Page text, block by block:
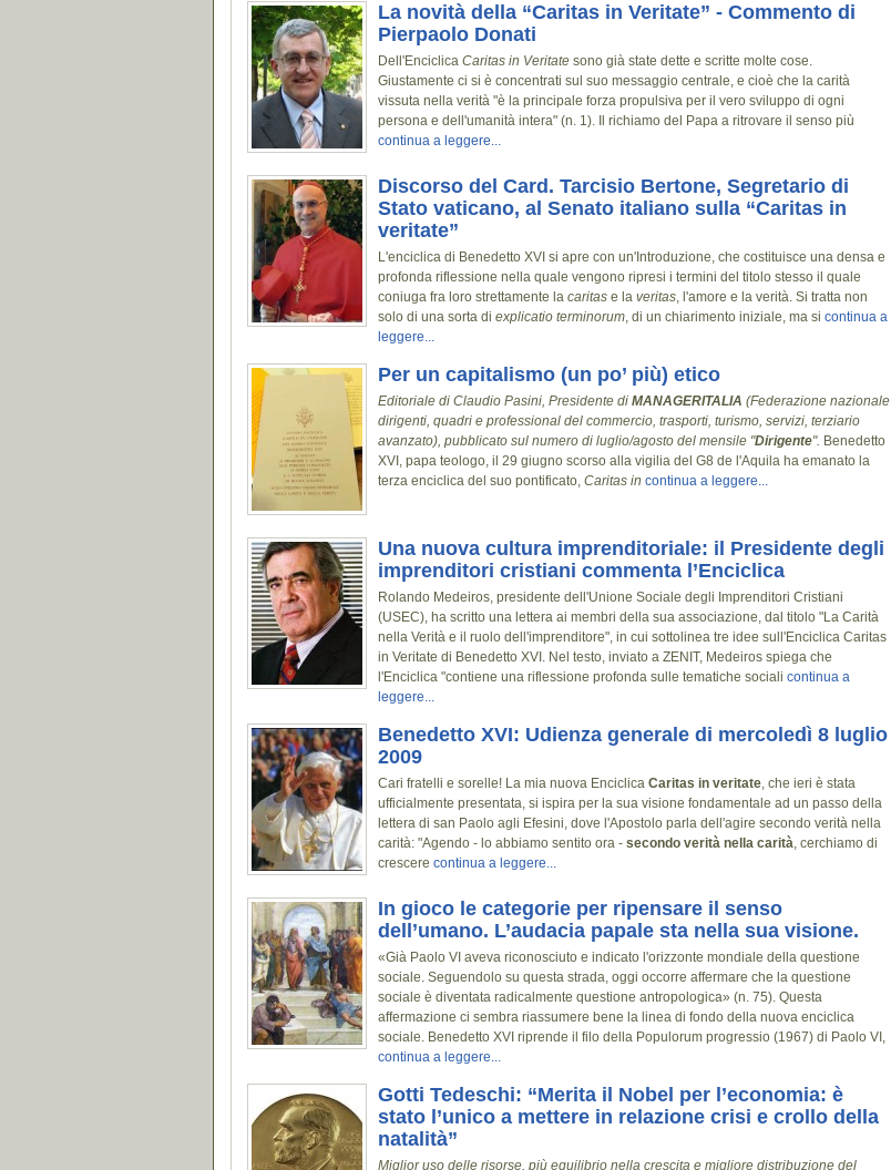
La novità della “Caritas in Veritate” - Commento di
Pierpaolo Donati
Dell'Enciclica Caritas in Veritate sono già state dette e scritte molte cose.
Giustamente ci si è concentrati sul suo messaggio centrale, e cioè che la carità
vissuta nella verità "è la principale forza propulsiva per il vero sviluppo di ogni
persona e dell'umanità intera" (n. 1). Il richiamo del Papa a ritrovare il senso più
continua a leggere...
Discorso del Card. Tarcisio Bertone, Segretario di
Stato vaticano, al Senato italiano sulla “Caritas in
veritate”
L'enciclica di Benedetto XVI si apre con un'Introduzione, che costituisce una densa e
profonda riflessione nella quale vengono ripresi i termini del titolo stesso il quale
coniuga fra loro strettamente la caritas e la veritas, l'amore e la verità. Si tratta non
solo di una sorta di explicatio terminorum, di un chiarimento iniziale, ma si continua a
leggere...
Per un capitalismo (un po’ più) etico
Editoriale di Claudio Pasini, Presidente di MANAGERITALIA (Federazione nazionale
dirigenti, quadri e professional del commercio, trasporti, turismo, servizi, terziario
avanzato), pubblicato sul numero di luglio/agosto del mensile "Dirigente". Benedetto
XVI, papa teologo, il 29 giugno scorso alla vigilia del G8 de l'Aquila ha emanato la
terza enciclica del suo pontificato, Caritas in continua a leggere...
Una nuova cultura imprenditoriale: il Presidente degli
imprenditori cristiani commenta l’Enciclica
Rolando Medeiros, presidente dell'Unione Sociale degli Imprenditori Cristiani
(USEC), ha scritto una lettera ai membri della sua associazione, dal titolo "La Carità
nella Verità e il ruolo dell'imprenditore", in cui sottolinea tre idee sull'Enciclica Caritas
in Veritate di Benedetto XVI. Nel testo, inviato a ZENIT, Medeiros spiega che
l'Enciclica "contiene una riflessione profonda sulle tematiche sociali continua a
leggere...
Benedetto XVI: Udienza generale di mercoledì 8 luglio
2009
Cari fratelli e sorelle! La mia nuova Enciclica Caritas in veritate, che ieri è stata
ufficialmente presentata, si ispira per la sua visione fondamentale ad un passo della
lettera di san Paolo agli Efesini, dove l'Apostolo parla dell'agire secondo verità nella
carità: "Agendo - lo abbiamo sentito ora - secondo verità nella carità, cerchiamo di
crescere continua a leggere...
In gioco le categorie per ripensare il senso
dell’umano. L’audacia papale sta nella sua visione.
«Già Paolo VI aveva riconosciuto e indicato l'orizzonte mondiale della questione
sociale. Seguendolo su questa strada, oggi occorre affermare che la questione
sociale è diventata radicalmente questione antropologica» (n. 75). Questa
affermazione ci sembra riassumere bene la linea di fondo della nuova enciclica
sociale. Benedetto XVI riprende il filo della Populorum progressio (1967) di Paolo VI,
continua a leggere...
Gotti Tedeschi: “Merita il Nobel per l’economia: è
stato l’unico a mettere in relazione crisi e crollo della
natalità”
Miglior uso delle risorse, più equilibrio nella crescita e migliore distribuzione del